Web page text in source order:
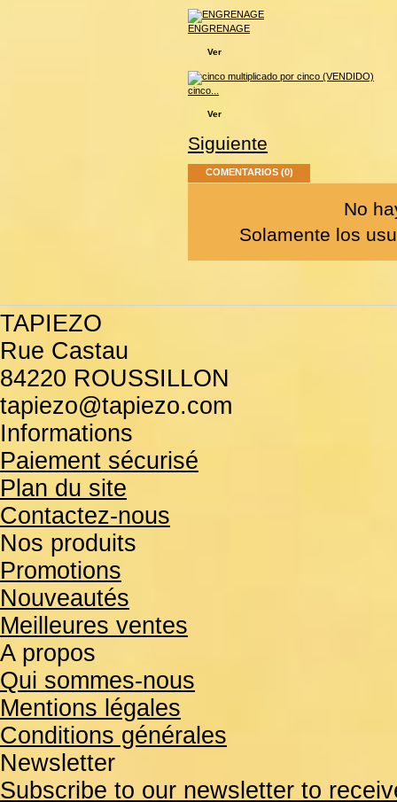
ENGRENAGE
Ver
cinco...
Ver
Siguiente
COMENTARIOS (0)
No
Solamente los
TAPIEZO
Rue Castau
84220 ROUSSILLON
tapiezo@tapiezo.com
Informations
Paiement sécurisé
Plan du site
Contactez-nous
Nos produits
Promotions
Nouveautés
Meilleures ventes
A propos
Qui sommes-nous
Mentions légales
Conditions générales
Newsletter
Subscribe to our newsletter to